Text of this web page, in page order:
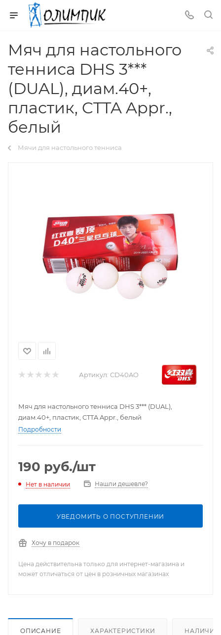
Мяч для настольного
тенниса DHS 3***
(DUAL), диам.40+,
пластик, CTTA Appr.,
белый
Мячи для настольного тенниса
Артикул: CD40AO
Мяч для настольного тенниса DHS 3*** (DUAL),
диам.40+, пластик, CTTA Appr., белый
Подробности
190 руб./шт
Нет в наличии Нашли дешевле?
УВЕДОМИТЬ О ПОСТУПЛЕНИИ
Хочу в подарок
Цена действительна только для интернет-магазина и
может отличаться от цен в розничных магазинах
ОПИСАНИЕ ХАРАКТЕРИСТИКИ НАЛИЧИЕ